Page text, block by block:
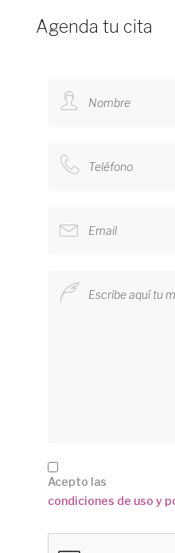
Agenda tu cita
Acepto las
condiciones de uso y